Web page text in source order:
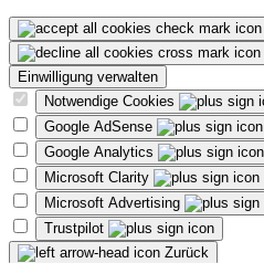
Einwilligung verwalten
Notwendige Cookies
Google AdSense
Google Analytics
Microsoft Clarity
Microsoft Advertising
Trustpilot
Zurück